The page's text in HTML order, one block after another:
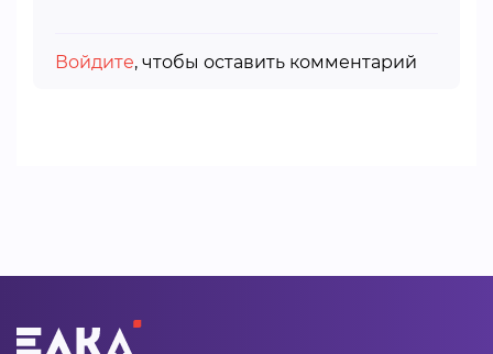
Войдите, чтобы оставить комментарий